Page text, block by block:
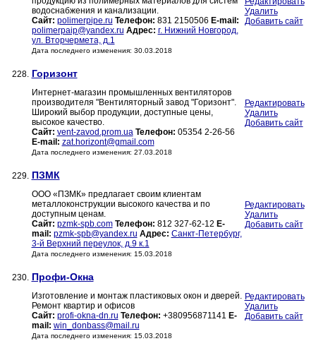
водоснабжения и канализации.
Сайт: polimerpipe.ru Телефон: 831 2150506 E-mail:
polimerpaip@yandex.ru Адрес: г. Нижний Новгород,
ул. Вторчермета, д.1
Дата последнего изменения: 30.03.2018
Удалить
Добавить сайт
228. Горизонт
Интернет-магазин промышленных вентиляторов
производителя "Вентиляторный завод "Горизонт".
Широкий выбор продукции, доступные цены,
высокое качество.
Сайт: vent-zavod.prom.ua Телефон: 05354 2-26-56
E-mail: zat.horizont@gmail.com
Дата последнего изменения: 27.03.2018
Редактировать
Удалить
Добавить сайт
229. ПЗМК
ООО «ПЗМК» предлагает своим клиентам
металлоконструкции высокого качества и по
доступным ценам.
Сайт: pzmk-spb.com Телефон: 812 327-62-12 E-
mail: pzmk-spb@yandex.ru Адрес: Санкт-Петербург,
3-й Верхний переулок, д.9 к.1
Дата последнего изменения: 15.03.2018
Редактировать
Удалить
Добавить сайт
230. Профи-Окна
Изготовление и монтаж пластиковых окон и дверей.
Ремонт квартир и офисов
Сайт: profi-okna-dn.ru Телефон: +380956871141 E-
mail: win_donbass@mail.ru
Дата последнего изменения: 15.03.2018
Редактировать
Удалить
Добавить сайт